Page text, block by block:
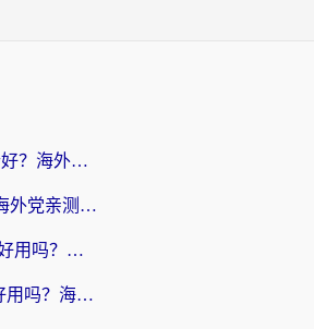
雷神手游和sixfast哪个好？海外党亲测3款回国加速器，教你选对不踩坑
穿梭和快喵好用吗？海外党亲测：小众加速器对比+番茄加速器深度体验
云极和Unblock Youku好用吗？海外党亲测+2026回国加速器避坑指南
ChickCN和海外回国好用吗？海外党2026亲测：从手游到影音，选对加速器的3个关键